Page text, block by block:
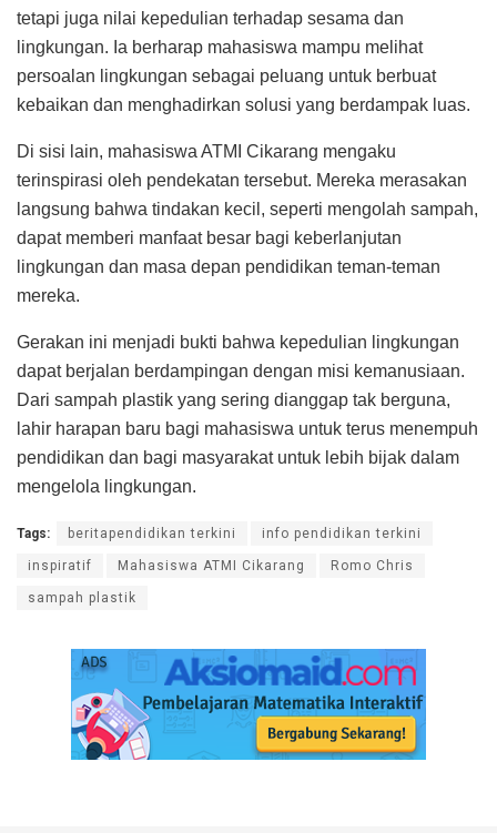
tetapi juga nilai kepedulian terhadap sesama dan
lingkungan. Ia berharap mahasiswa mampu melihat
persoalan lingkungan sebagai peluang untuk berbuat
kebaikan dan menghadirkan solusi yang berdampak luas.
Di sisi lain, mahasiswa ATMI Cikarang mengaku
terinspirasi oleh pendekatan tersebut. Mereka merasakan
langsung bahwa tindakan kecil, seperti mengolah sampah,
dapat memberi manfaat besar bagi keberlanjutan
lingkungan dan masa depan pendidikan teman-teman
mereka.
Gerakan ini menjadi bukti bahwa kepedulian lingkungan
dapat berjalan berdampingan dengan misi kemanusiaan.
Dari sampah plastik yang sering dianggap tak berguna,
lahir harapan baru bagi mahasiswa untuk terus menempuh
pendidikan dan bagi masyarakat untuk lebih bijak dalam
mengelola lingkungan.
Tags: beritapendidikan terkini info pendidikan terkini
inspiratif Mahasiswa ATMI Cikarang Romo Chris
sampah plastik